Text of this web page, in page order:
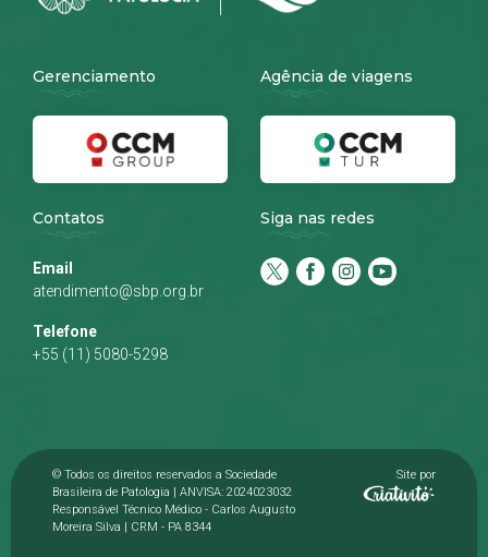
Gerenciamento Agência de viagens
Contatos
Email
atendimento@sbp.org.br
Telefone
+55 (11) 5080-5298
Siga nas redes
© Todos os direitos reservados a Sociedade
Brasileira de Patologia | ANVISA: 2024023032
Responsável Técnico Médico - Carlos Augusto
Moreira Silva | CRM - PA 8344
Site por